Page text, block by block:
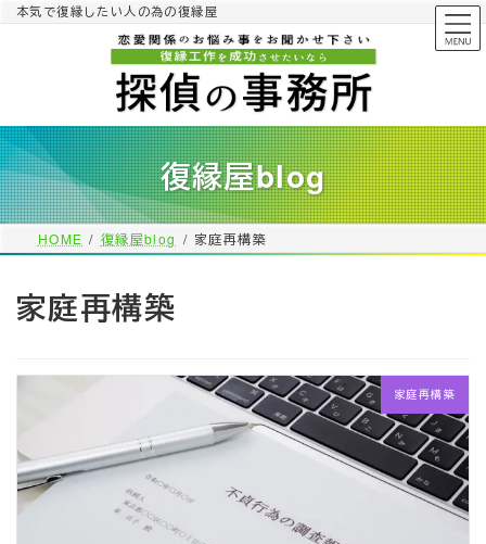
へ
ス
キ
ッ
プ
ョ
ン
に
移
動
本気で復縁したい人の為の復縁屋
復縁屋blog
HOME 復縁屋blog 家庭再構築
家庭再構築
家庭再構築